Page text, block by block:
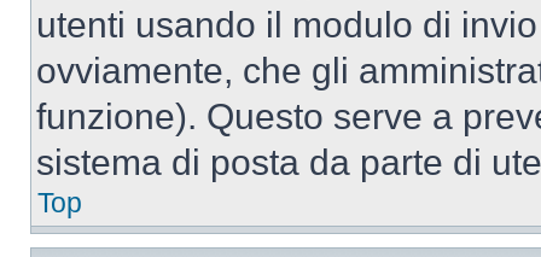
utenti usando il modulo di
ovviamente, che gli
funzione). Questo serve a
sistema di posta da parte di
Top